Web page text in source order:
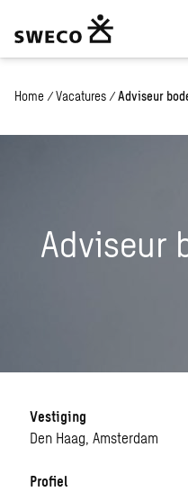
Home / Vacatures / Adviseur
Adviseur
Vestiging
Den Haag, Amsterdam
Profiel